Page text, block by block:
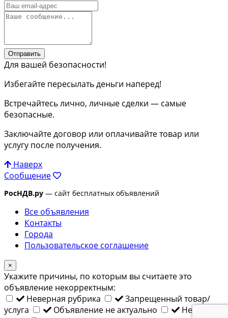
Отправить
Для вашей безопасности!
Избегайте пересылать деньги наперед!
Встречайтесь лично, личные сделки — самые
безопасные.
Заключайте договор или оплачивайте товар или
услугу после получения.
Наверх
Сообщение
РосНДВ.ру — сайт бесплатных объявлений
Все объявления
Контакты
Города
Пользовательское соглашение
×
Укажите причины, по которым вы считаете это
объявление некорректным:
Неверная рубрика
Запрещенный товар/
услуга
Объявление не актуально
Неверный